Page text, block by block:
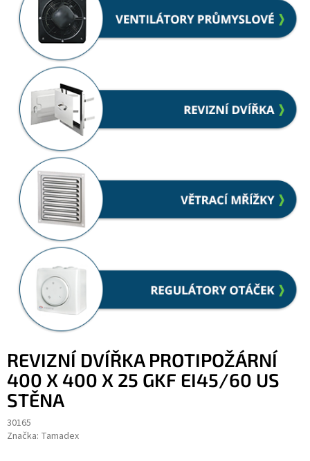
REVIZNÍ DVÍŘKA PROTIPOŽÁRNÍ
400 X 400 X 25 GKF EI45/60 US
STĚNA
30165
Značka: Tamadex